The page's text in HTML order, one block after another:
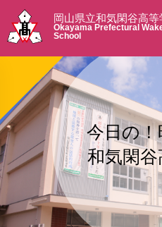
岡山県立和気閑谷高等
Okayama Prefectural
School
今日の！
和気閑